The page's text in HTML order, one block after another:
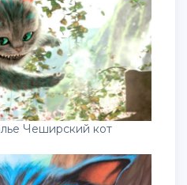
Чеширский кот